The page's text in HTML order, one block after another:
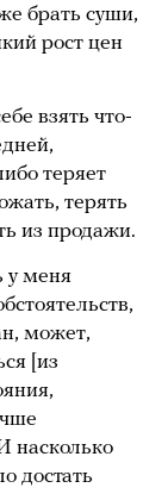
брать суши,
рост цен
взять что-
теряет
терять
из продажи.
у меня
может,
[из
насколько
достать